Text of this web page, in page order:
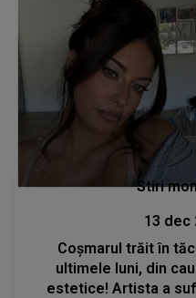
Stiri
13 dec
Coșmarul trăit în
ultimele luni, din
estetice! Artista a